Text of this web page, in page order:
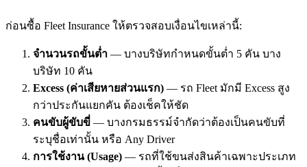
ก่อนซื้อ Fleet Insurance ให้ตรวจสอบเงื่อนไขเหล่านี้:
จำนวนรถขั้นต่ำ — บางบริษัทกำหนดขั้นต่ำ 5 คัน บาง
บริษัท 10 คัน
Excess (ค่าเสียหายส่วนแรก) — รถ Fleet มักมี Excess สูง
กว่าประกันแยกคัน ต้องเช็คให้ชัด
คนขับผู้ขับขี่ — บางกรมธรรม์จำกัดว่าต้องเป็นคนขับที่
ระบุชื่อเท่านั้น หรือ Any Driver
การใช้งาน (Usage) — รถที่ใช้ขนส่งสินค้าเฉพาะประเภท